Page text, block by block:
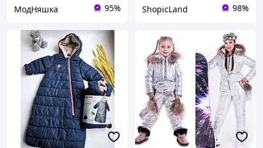
МодНяшка 95% ShopicLand 98%